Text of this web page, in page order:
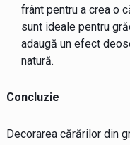
frânt pentru a crea o
sunt ideale pentru
adaugă un efect
natură.
Concluzie
Decorarea cărărilor din